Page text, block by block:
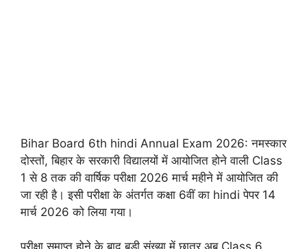
Bihar Board 6th hindi Annual Exam 2026: नमस्कार
दोस्तों, बिहार के सरकारी विद्यालयों में आयोजित होने वाली Class
1 से 8 तक की वार्षिक परीक्षा 2026 मार्च महीने में आयोजित की
जा रही है। इसी परीक्षा के अंतर्गत कक्षा 6वीं का hindi पेपर 14
मार्च 2026 को लिया गया।